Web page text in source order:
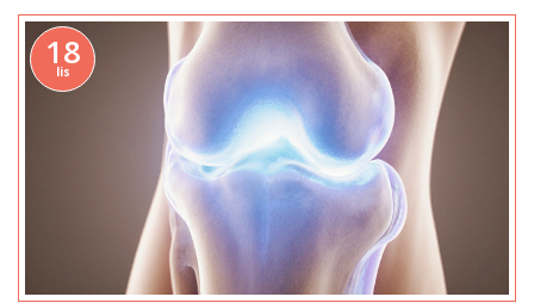
18
lis